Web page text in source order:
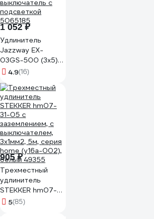
1 052 ₽
Удлинитель
Jazzway EX-
03GS-500 (3x5)
заземление,
выключатель с
подсветкой
5065185
4.9(16)
905 ₽
Трехместный
удлинитель
STEKKER hm07-
31-05 с
5(85)